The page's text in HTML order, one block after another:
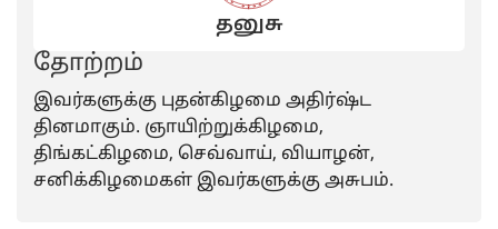
தனுசு
தோற்றம்
இவர்களுக்கு புதன்கிழமை அதிர்ஷ்ட
தினமாகும். ஞாயிற்றுக்கிழமை,
திங்கட்கிழமை, செவ்வாய், வியாழன்,
சனிக்கிழமைகள் இவர்களுக்கு அசுபம்.